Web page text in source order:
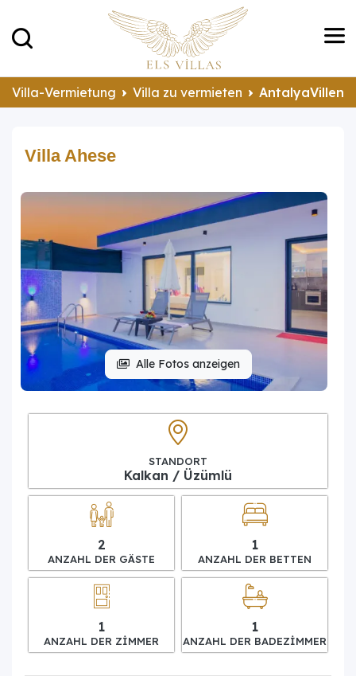
Villa-Vermietung Villa zu vermieten AntalyaVillen
Villa Ahese
Alle Fotos anzeigen
STANDORT
Kalkan / Üzümlü
2
ANZAHL DER GÄSTE
1
ANZAHL DER BETTEN
1
ANZAHL DER ZIMMER
1
ANZAHL DER BADEZIMMER